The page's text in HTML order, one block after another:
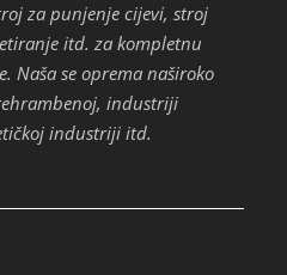
za punjenje cijevi, stroj
itd. za kompletnu
Naša se oprema naširoko
industriji
industriji itd.